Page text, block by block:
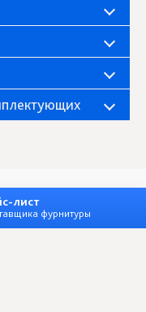
О компании
лист
фурнитуры